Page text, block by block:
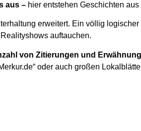
aus – hier entstehen Geschichten
erweitert. Ein völlig
auftauchen.
von Zitierungen und
oder auch großen